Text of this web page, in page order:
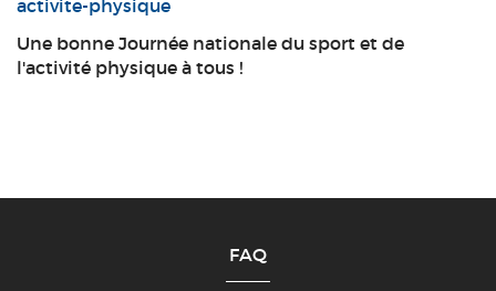
activite-physique
Une bonne Journée nationale du sport et de
l'activité physique à tous !
FAQ